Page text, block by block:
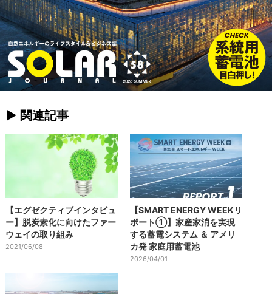
► 関連記事
【エグゼクティブインタビュ
ー】脱炭素化に向けたファー
ウェイの取り組み
2021/06/08
【SMART ENERGY WEEKリ
ポート①】家産家消を実現
する蓄電システム ＆ アメリ
カ発 家庭用蓄電池
2026/04/01